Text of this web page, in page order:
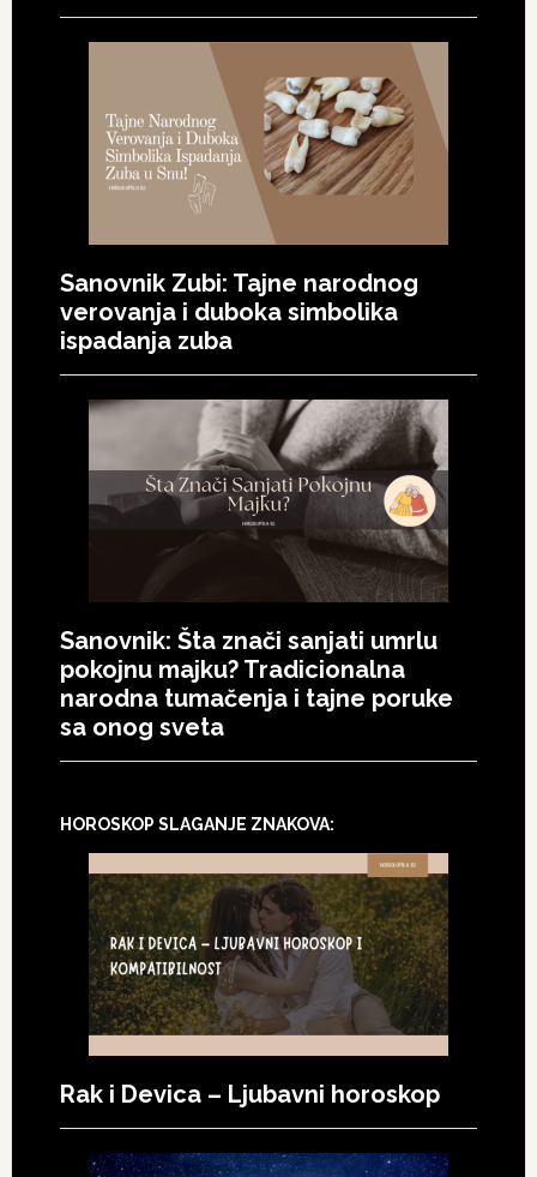
Sanovnik Zubi: Tajne narodnog
verovanja i duboka simbolika
ispadanja zuba
Sanovnik: Šta znači sanjati umrlu
pokojnu majku? Tradicionalna
narodna tumačenja i tajne poruke
sa onog sveta
HOROSKOP SLAGANJE ZNAKOVA:
Rak i Devica – Ljubavni horoskop